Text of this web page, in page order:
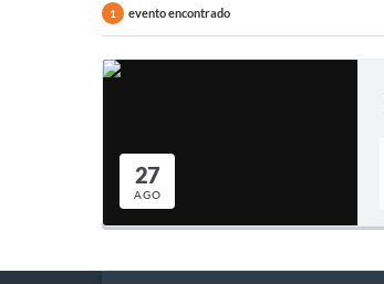
1 evento encontrado
27
AGO